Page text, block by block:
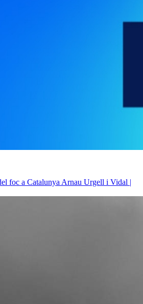
foc a Catalunya Arnau Urgell i Vidal |